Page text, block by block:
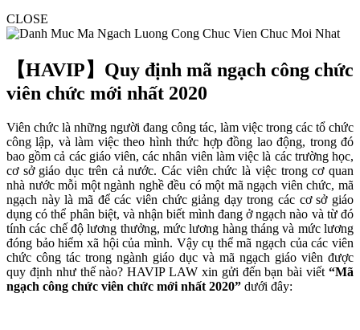
CLOSE
【HAVIP】Quy định mã ngạch công chức
viên chức mới nhất 2020
Viên chức là những người đang công tác, làm việc trong các tổ chức
công lập, và làm việc theo hình thức hợp đồng lao động, trong đó
bao gồm cả các giáo viên, các nhân viên làm việc là các trường học,
cơ sở giáo dục trên cả nước. Các viên chức là việc trong cơ quan
nhà nước mỗi một ngành nghề đều có một mã ngạch viên chức, mã
ngạch này là mã để các viên chức giảng dạy trong các cơ sở giáo
dụng có thể phân biệt, và nhận biết mình đang ở ngạch nào và từ đó
tính các chế độ lương thưởng, mức lương hàng tháng và mức lương
đóng bảo hiểm xã hội của mình. Vậy cụ thể mã ngạch của các viên
chức công tác trong ngành giáo dục và mã ngạch giáo viên được
quy định như thế nào? HAVIP LAW xin gửi đến bạn bài viết “Mã
ngạch công chức viên chức mới nhất 2020” dưới đây: